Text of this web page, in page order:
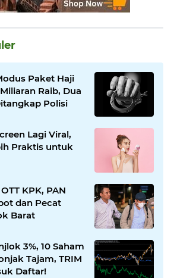
Paket Haji
Raib, Dua
Polisi
Lagi Viral,
Praktis untuk
KPK, PAN
dan Pecat
Barat
3%, 10 Saham
Tajam, TRIM
Daftar!